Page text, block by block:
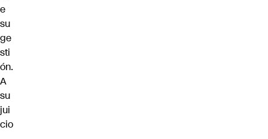
e
su
ge
sti
ón.
A
su
jui
cio